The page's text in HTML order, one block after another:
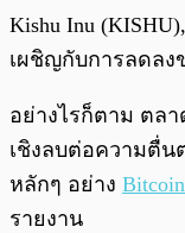
Kishu Inu
เผชิญกับการลดล
อย่างไรก็ตาม ตล
เชิงลบต่อความตื่
หลักๆ อย่าง Bitcoin
รายงาน